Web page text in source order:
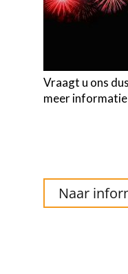
Vraagt u ons
meer
Naar